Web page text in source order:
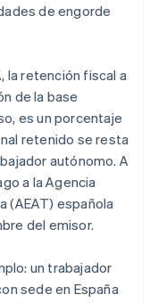
de engorde
la retención fiscal a
de la base
es un porcentaje
retenido se resta
autónomo. A
a la Agencia
(AEAT) española
del emisor.
un trabajador
sede en España